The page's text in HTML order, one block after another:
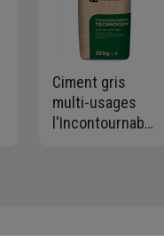
Ciment gris
multi-usages
l'Incontournable